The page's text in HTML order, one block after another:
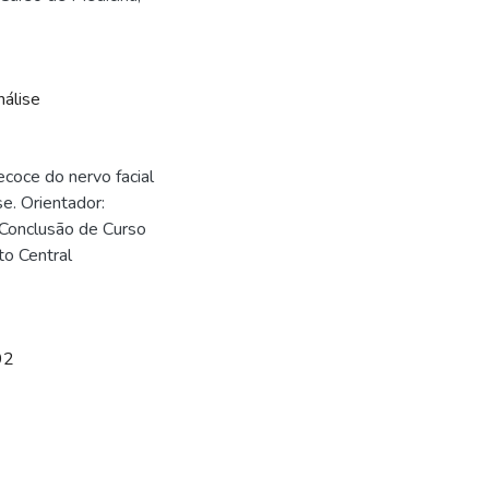
do nervo facial
Orientador:
de Curso
Central